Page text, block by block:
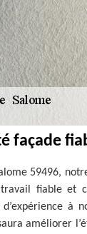
façade
59496,
fiable et
d’expérience à
améliorer